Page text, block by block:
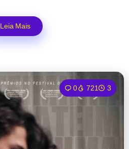
Leia Mais
0 721 3